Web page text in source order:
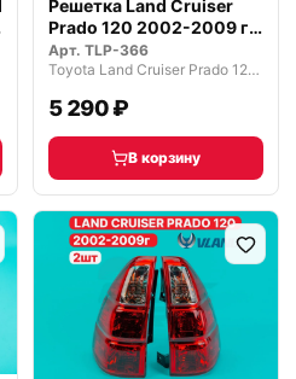
Решетка Land Cruiser
Prado 120 2002-2009 г.
хром
Арт. TLP-366
Toyota Land Cruiser Prado 120 рестайлинг (2007—2009)
5 290 ₽
В корзину